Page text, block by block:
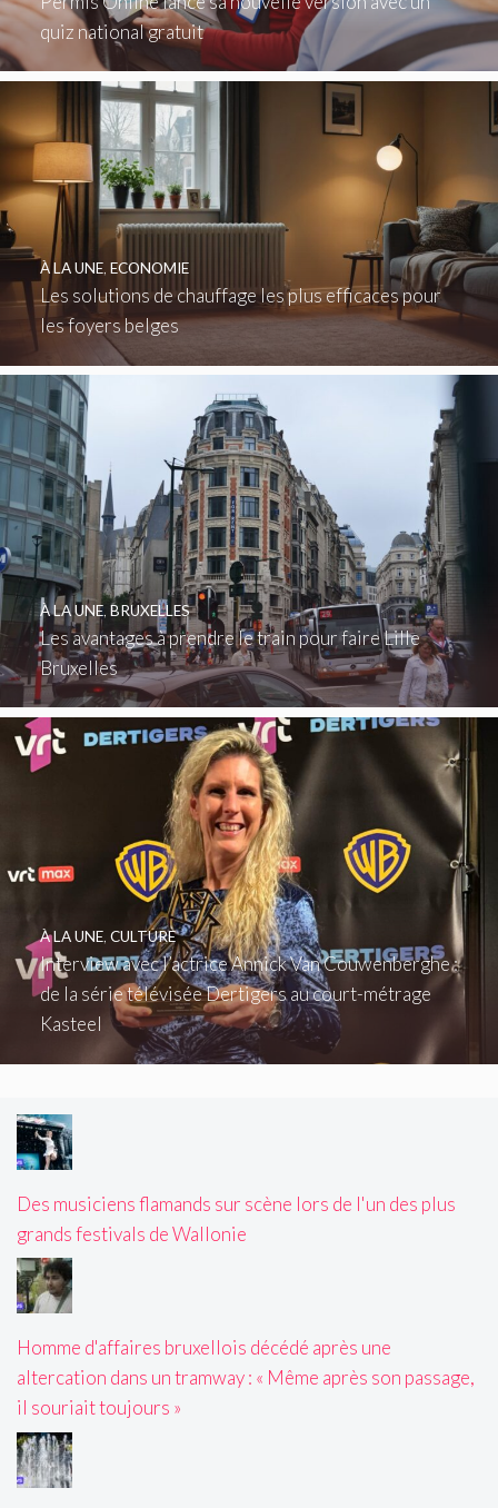
quiz national gratuit
Les solutions de chauffage les plus efficaces pour
les foyers belges
À LA UNE, ECONOMIE
Les avantages à prendre le train pour faire Lille
Bruxelles
À LA UNE, BRUXELLES
Interview avec l’actrice Annick Van Couwenberghe :
de la série télévisée Dertigers au court-métrage
Kasteel
À LA UNE, CULTURE
Des musiciens flamands sur scène lors de l'un des plus
grands festivals de Wallonie
Homme d'affaires bruxellois décédé après une
altercation dans un tramway : « Même après son passage,
il souriait toujours »